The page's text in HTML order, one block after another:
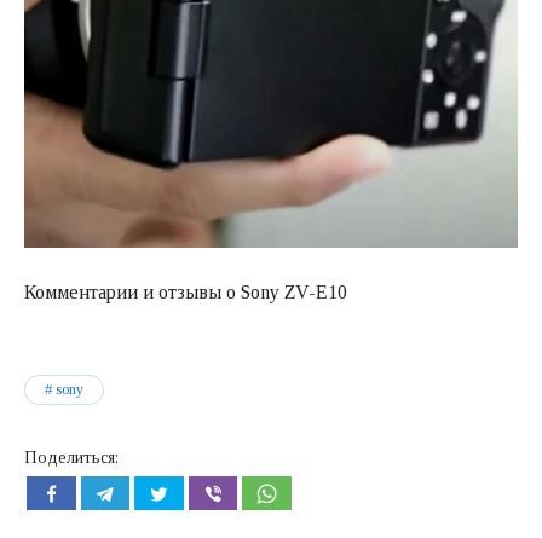
Комментарии и отзывы о Sony ZV-E10
sony
Поделиться: